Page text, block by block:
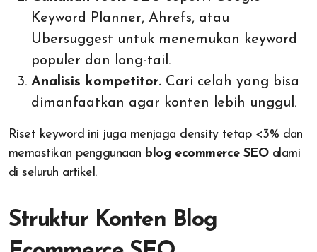
Keyword Planner, Ahrefs, atau
Ubersuggest untuk menemukan keyword
populer dan long-tail.
Analisis kompetitor. Cari celah yang bisa
dimanfaatkan agar konten lebih unggul.
Riset keyword ini juga menjaga density tetap <3% dan
memastikan penggunaan blog ecommerce SEOalami
di seluruh artikel.
Struktur Konten Blog